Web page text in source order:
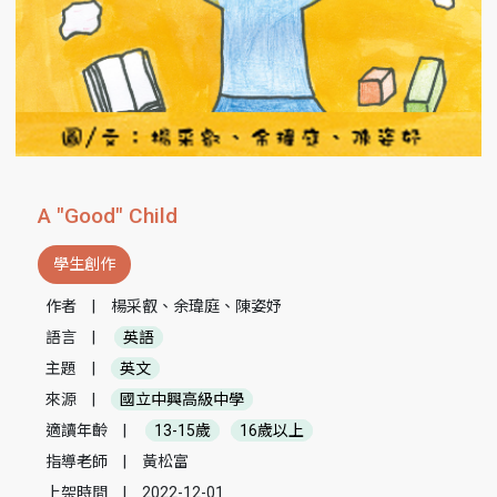
A "Good" Child
學生創作
作者
楊采叡、余瑋庭、陳姿妤
語言
英語
主題
英文
來源
國立中興高級中學
適讀年齡
13-15歲
16歲以上
指導老師
黃松富
上架時間
2022-12-01